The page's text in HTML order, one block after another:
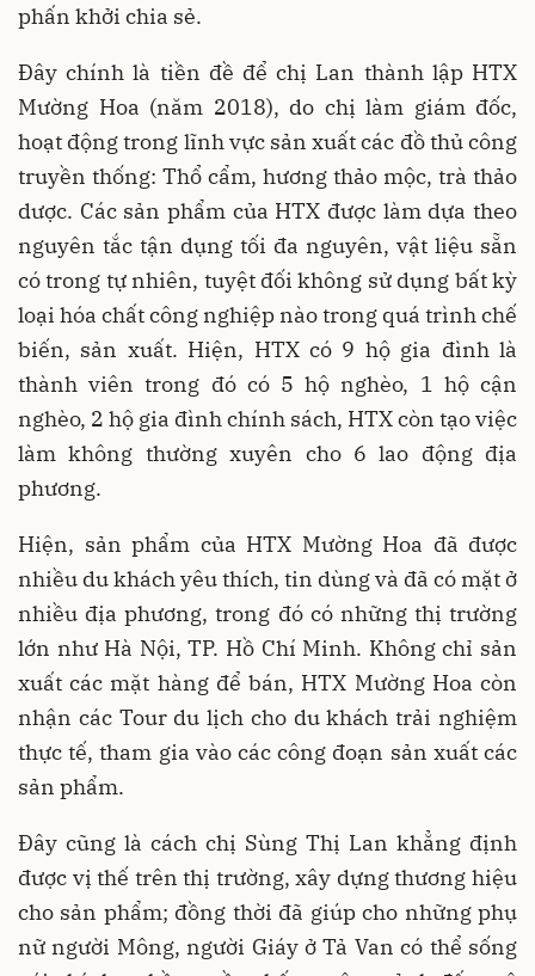
phấn khởi chia sẻ.
Đây chính là tiền đề để chị Lan thành lập HTX
Mường Hoa (năm 2018), do chị làm giám đốc,
hoạt động trong lĩnh vực sản xuất các đồ thủ công
truyền thống: Thổ cẩm, hương thảo mộc, trà thảo
dược. Các sản phẩm của HTX được làm dựa theo
nguyên tắc tận dụng tối đa nguyên, vật liệu sẵn
có trong tự nhiên, tuyệt đối không sử dụng bất kỳ
loại hóa chất công nghiệp nào trong quá trình chế
biến, sản xuất. Hiện, HTX có 9 hộ gia đình là
thành viên trong đó có 5 hộ nghèo, 1 hộ cận
nghèo, 2 hộ gia đình chính sách, HTX còn tạo việc
làm không thường xuyên cho 6 lao động địa
phương.
Hiện, sản phẩm của HTX Mường Hoa đã được
nhiều du khách yêu thích, tin dùng và đã có mặt ở
nhiều địa phương, trong đó có những thị trường
lớn như Hà Nội, TP. Hồ Chí Minh. Không chỉ sản
xuất các mặt hàng để bán, HTX Mường Hoa còn
nhận các Tour du lịch cho du khách trải nghiệm
thực tế, tham gia vào các công đoạn sản xuất các
sản phẩm.
Đây cũng là cách chị Sùng Thị Lan khẳng định
được vị thế trên thị trường, xây dựng thương hiệu
cho sản phẩm; đồng thời đã giúp cho những phụ
nữ người Mông, người Giáy ở Tả Van có thể sống